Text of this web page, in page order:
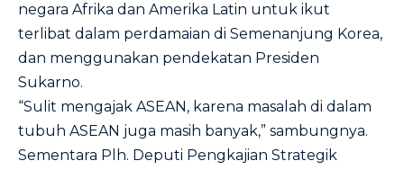
negara Afrika dan Amerika Latin untuk ikut
terlibat dalam perdamaian di Semenanjung Korea,
dan menggunakan pendekatan Presiden
Sukarno.
“Sulit mengajak ASEAN, karena masalah di dalam
tubuh ASEAN juga masih banyak,” sambungnya.
Sementara Plh. Deputi Pengkajian Strategik